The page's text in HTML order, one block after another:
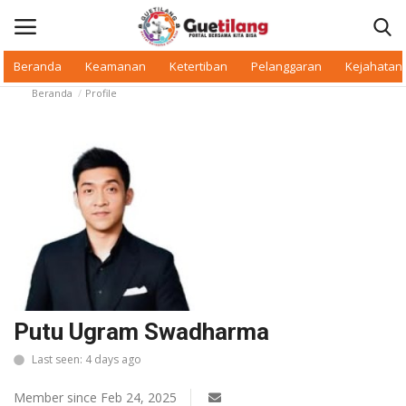
Beranda Keamanan Ketertiban Pelanggaran Kejahatan
Makan Bergizi
Warkop Digital
Pelanggaran
Ketertiban
Beranda Profile
Putu Ugram Swadharma
Last seen: 4 days ago
Member since Feb 24, 2025